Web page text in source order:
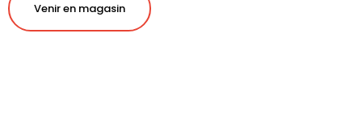
Venir en magasin